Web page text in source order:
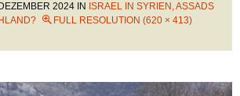
2024 IN ISRAEL IN SYRIEN, ASSADS
FULL RESOLUTION (620 × 413)